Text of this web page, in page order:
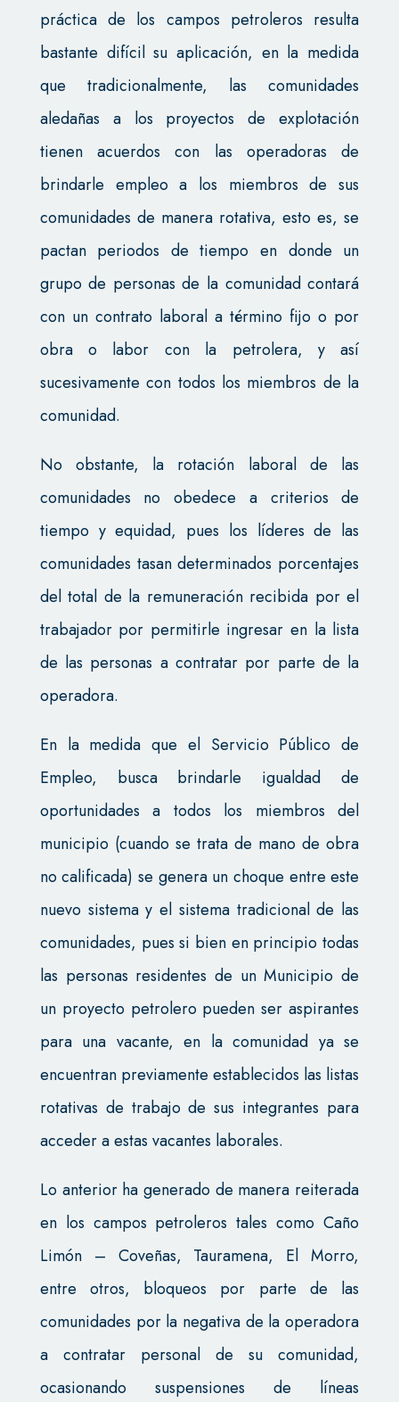
práctica de los campos petroleros resulta
bastante difícil su aplicación, en la medida
que tradicionalmente, las comunidades
aledañas a los proyectos de explotación
tienen acuerdos con las operadoras de
brindarle empleo a los miembros de sus
comunidades de manera rotativa, esto es, se
pactan periodos de tiempo en donde un
grupo de personas de la comunidad contará
con un contrato laboral a término fijo o por
obra o labor con la petrolera, y así
sucesivamente con todos los miembros de la
comunidad.
No obstante, la rotación laboral de las
comunidades no obedece a criterios de
tiempo y equidad, pues los líderes de las
comunidades tasan determinados porcentajes
del total de la remuneración recibida por el
trabajador por permitirle ingresar en la lista
de las personas a contratar por parte de la
operadora.
En la medida que el Servicio Público de
Empleo, busca brindarle igualdad de
oportunidades a todos los miembros del
municipio (cuando se trata de mano de obra
no calificada) se genera un choque entre este
nuevo sistema y el sistema tradicional de las
comunidades, pues si bien en principio todas
las personas residentes de un Municipio de
un proyecto petrolero pueden ser aspirantes
para una vacante, en la comunidad ya se
encuentran previamente establecidos las listas
rotativas de trabajo de sus integrantes para
acceder a estas vacantes laborales.
Lo anterior ha generado de manera reiterada
en los campos petroleros tales como Caño
Limón – Coveñas, Tauramena, El Morro,
entre otros, bloqueos por parte de las
comunidades por la negativa de la operadora
a contratar personal de su comunidad,
ocasionando suspensiones de líneas